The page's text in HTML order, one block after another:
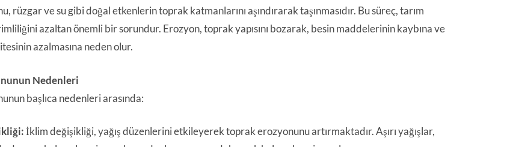
rüzgar ve su gibi doğal etkenlerin toprak katmanlarını aşındırarak taşınmasıdır. Bu süreç, tarım
azaltan önemli bir sorundur. Erozyon, toprak yapısını bozarak, besin maddelerinin kaybına ve
azalmasına neden olur.
Nedenleri
başlıca nedenleri arasında:
İklim değişikliği, yağış düzenlerini etkileyerek toprak erozyonunu artırmaktadır. Aşırı yağışlar,